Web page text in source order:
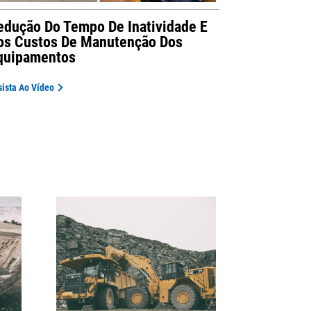
Do Tempo De Inatividade E
Custos De Manutenção Dos
Ao Vídeo